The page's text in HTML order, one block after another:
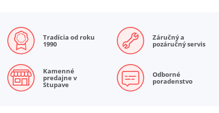
Tradícia od roku
1990
Záručný a
pozáručný servis
Kamenné
predajne v
Stupave
Odborné
poradenstvo